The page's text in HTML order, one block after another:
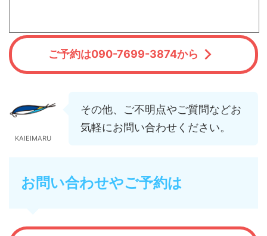
ご予約は090-7699-3874から
KAIEIMARU
その他、ご不明点やご質問などお
気軽にお問い合わせください。
お問い合わせやご予約は